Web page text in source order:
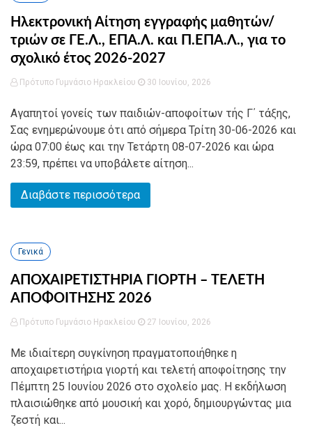
Ηλεκτρονική Αίτηση εγγραφής μαθητών/
τριών σε ΓΕ.Λ., ΕΠΑ.Λ. και Π.ΕΠΑ.Λ., για το
σχολικό έτος 2026-2027
Πρότυπο Γυμνάσιο Ηρακλείου 30 Ιουνίου, 2026
Αγαπητοί γονείς των παιδιών-αποφοίτων τής Γ΄ τάξης,
Σας ενημερώνουμε ότι από σήμερα Τρίτη 30-06-2026 και
ώρα 07:00 έως και την Τετάρτη 08-07-2026 και ώρα
23:59, πρέπει να υποβάλετε αίτηση...
Διαβάστε περισσότερα
Γενικά
ΑΠΟΧΑΙΡΕΤΙΣΤΗΡΙΑ ΓΙΟΡΤΗ – ΤΕΛΕΤΗ
ΑΠΟΦΟΙΤΗΣΗΣ 2026
Πρότυπο Γυμνάσιο Ηρακλείου 27 Ιουνίου, 2026
Με ιδιαίτερη συγκίνηση πραγματοποιήθηκε η
αποχαιρετιστήρια γιορτή και τελετή αποφοίτησης την
Πέμπτη 25 Ιουνίου 2026 στο σχολείο μας. Η εκδήλωση
πλαισιώθηκε από μουσική και χορό, δημιουργώντας μια
ζεστή και...